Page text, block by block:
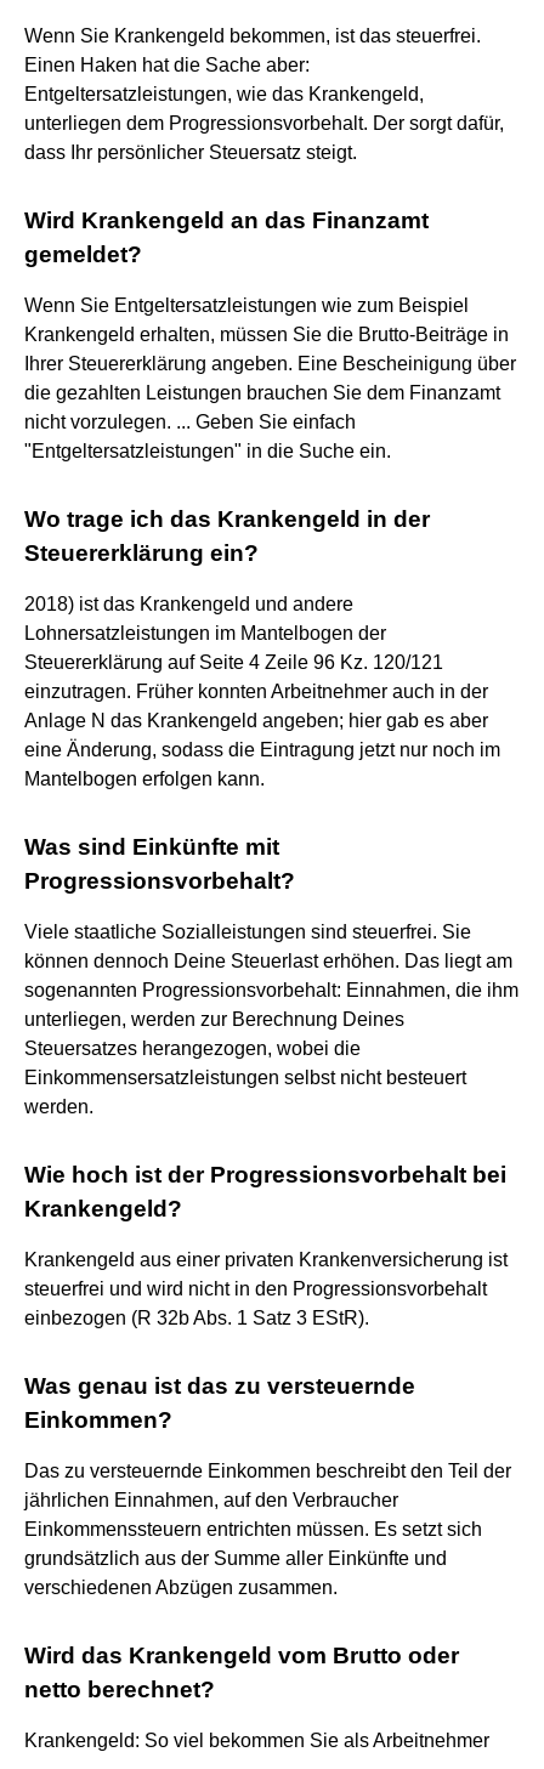
Wenn Sie Krankengeld bekommen, ist das steuerfrei.
Einen Haken hat die Sache aber:
Entgeltersatzleistungen, wie das Krankengeld,
unterliegen dem Progressionsvorbehalt. Der sorgt dafür,
dass Ihr persönlicher Steuersatz steigt.
Wird Krankengeld an das Finanzamt
gemeldet?
Wenn Sie Entgeltersatzleistungen wie zum Beispiel
Krankengeld erhalten, müssen Sie die Brutto-Beiträge in
Ihrer Steuererklärung angeben. Eine Bescheinigung über
die gezahlten Leistungen brauchen Sie dem Finanzamt
nicht vorzulegen. ... Geben Sie einfach
"Entgeltersatzleistungen" in die Suche ein.
Wo trage ich das Krankengeld in der
Steuererklärung ein?
2018) ist das Krankengeld und andere
Lohnersatzleistungen im Mantelbogen der
Steuererklärung auf Seite 4 Zeile 96 Kz. 120/121
einzutragen. Früher konnten Arbeitnehmer auch in der
Anlage N das Krankengeld angeben; hier gab es aber
eine Änderung, sodass die Eintragung jetzt nur noch im
Mantelbogen erfolgen kann.
Was sind Einkünfte mit
Progressionsvorbehalt?
Viele staatliche Sozialleistungen sind steuerfrei. Sie
können dennoch Deine Steuerlast erhöhen. Das liegt am
sogenannten Progressionsvorbehalt: Einnahmen, die ihm
unterliegen, werden zur Berechnung Deines
Steuersatzes herangezogen, wobei die
Einkommensersatzleistungen selbst nicht besteuert
werden.
Wie hoch ist der Progressionsvorbehalt bei
Krankengeld?
Krankengeld aus einer privaten Krankenversicherung ist
steuerfrei und wird nicht in den Progressionsvorbehalt
einbezogen (R 32b Abs. 1 Satz 3 EStR).
Was genau ist das zu versteuernde
Einkommen?
Das zu versteuernde Einkommen beschreibt den Teil der
jährlichen Einnahmen, auf den Verbraucher
Einkommenssteuern entrichten müssen. Es setzt sich
grundsätzlich aus der Summe aller Einkünfte und
verschiedenen Abzügen zusammen.
Wird das Krankengeld vom Brutto oder
netto berechnet?
Krankengeld: So viel bekommen Sie als Arbeitnehmer